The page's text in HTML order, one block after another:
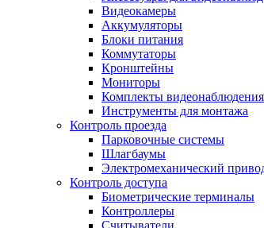
Видеокамеры
Аккумуляторы
Блоки питания
Коммутаторы
Кронштейны
Мониторы
Комплекты видеонаблюдения
Инструменты для монтажа
Контроль проезда
Парковочные системы
Шлагбаумы
Электромеханический
Контроль доступа
Биометрические терминалы
Контроллеры